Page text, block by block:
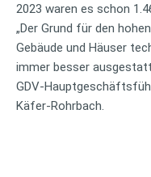
2023 waren es schon
„Der Grund für den
Gebäude und Häuser
immer besser
GDV-
Käfer-Rohrbach.